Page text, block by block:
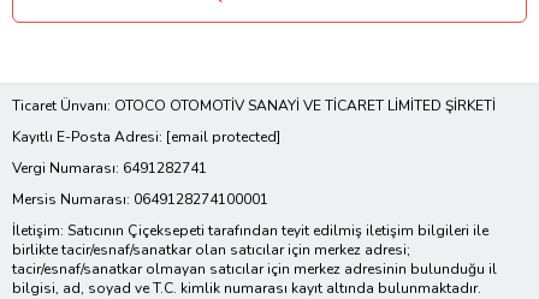
Ticaret Ünvanı: OTOCO OTOMOTİV SANAYİ VE TİCARET LİMİTED ŞİRKETİ
Kayıtlı E-Posta Adresi: [email protected]
Vergi Numarası: 6491282741
Mersis Numarası: 0649128274100001
İletişim: Satıcının Çiçeksepeti tarafından teyit edilmiş iletişim bilgileri ile
birlikte tacir/esnaf/sanatkar olan satıcılar için merkez adresi;
tacir/esnaf/sanatkar olmayan satıcılar için merkez adresinin bulunduğu il
bilgisi, ad, soyad ve T.C. kimlik numarası kayıt altında bulunmaktadır.